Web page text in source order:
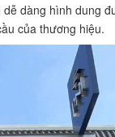
dàng hình dung
của thương hiệu.